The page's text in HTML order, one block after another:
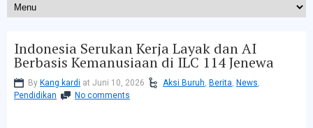
Indonesia Serukan Kerja Layak dan AI
Berbasis Kemanusiaan di ILC 114 Jenewa
By Kang kardi at Juni 10, 2026 Aksi Buruh, Berita, News,
Pendidikan
No comments